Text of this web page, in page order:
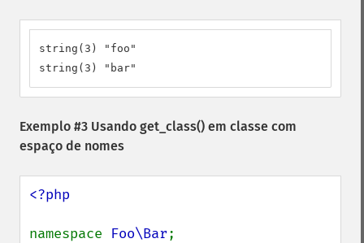
string(3) "foo"
string(3) "bar"
Exemplo #3 Usando get_class() em classe com
espaço de nomes
<?php
namespace Foo\Bar;